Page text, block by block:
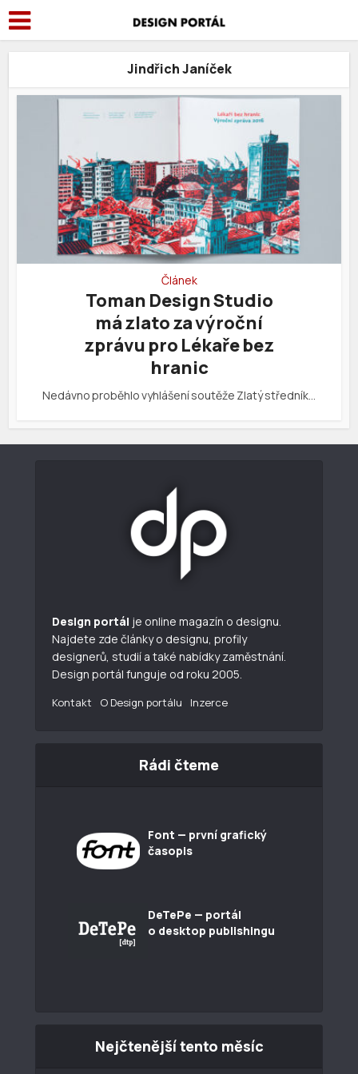
Jindřich Janíček
Článek
Toman Design Studio
má zlato za výroční
zprávu pro Lékaře bez
hranic
Nedávno proběhlo vyhlášení soutěže Zlatý středník…
Design portál je online magazín o designu.
Najdete zde články o designu, profily
designerů, studií a také nabídky zaměstnání.
Design portál funguje od roku 2005.
Kontakt O Design portálu Inzerce
Rádi čteme
Font — první grafický
časopis
DeTePe — portál
o desktop publishingu
Nejčtenější tento měsíc